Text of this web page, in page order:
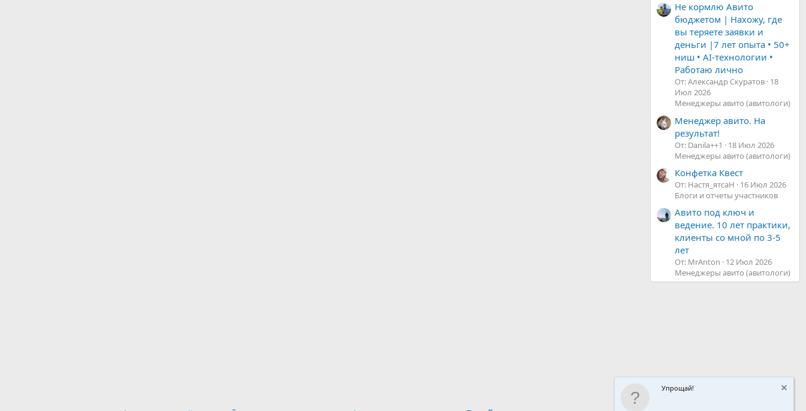
Не кормлю Авито
бюджетом | Нахожу, где
вы теряете заявки и
деньги |7 лет опыта • 50+
ниш • AI-технологии •
Работаю лично
От: Александр Скуратов 18
Июл 2026
Менеджеры авито (авитологи)
Менеджер авито. На
результат!
От: Danila++1
18 Июл 2026
Менеджеры авито (авитологи)
Конфетка Квест
От: Настя_ятсаН
16 Июл 2026
Блоги и отчеты участников
Авито под ключ и
ведение. 10 лет практики,
клиенты со мной по 3-5
лет
От: MrAnton
12 Июл 2026
Менеджеры авито (авитологи)
Упрощай!